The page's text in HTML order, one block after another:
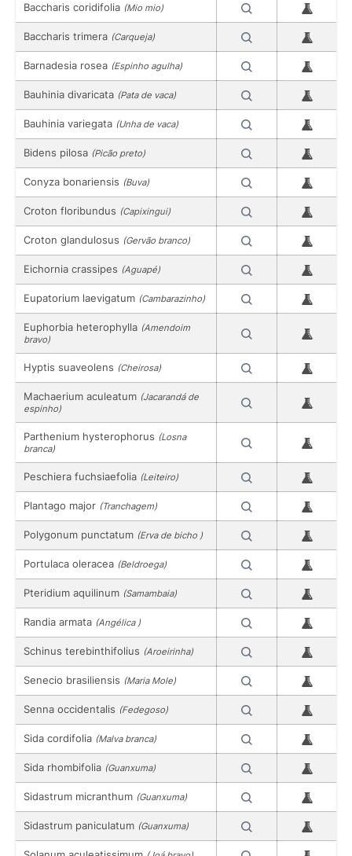
Baccharis coridifolia (Mio mio)
Baccharis trimera (Carqueja)
Barnadesia rosea (Espinho agulha)
Bauhinia divaricata (Pata de vaca)
Bauhinia variegata (Unha de vaca)
Bidens pilosa (Picão preto)
Conyza bonariensis (Buva)
Croton floribundus (Capixingui)
Croton glandulosus (Gervão branco)
Eichornia crassipes (Aguapé)
Eupatorium laevigatum (Cambarazinho)
Euphorbia heterophylla (Amendoim
bravo)
Hyptis suaveolens (Cheirosa)
Machaerium aculeatum (Jacarandá de
espinho)
Parthenium hysterophorus (Losna
branca)
Peschiera fuchsiaefolia (Leiteiro)
Plantago major (Tranchagem)
Polygonum punctatum (Erva de bicho )
Portulaca oleracea (Beldroega)
Pteridium aquilinum (Samambaia)
Randia armata (Angélica )
Schinus terebinthifolius (Aroeirinha)
Senecio brasiliensis (Maria Mole)
Senna occidentalis (Fedegoso)
Sida cordifolia (Malva branca)
Sida rhombifolia (Guanxuma)
Sidastrum micranthum (Guanxuma)
Sidastrum paniculatum (Guanxuma)